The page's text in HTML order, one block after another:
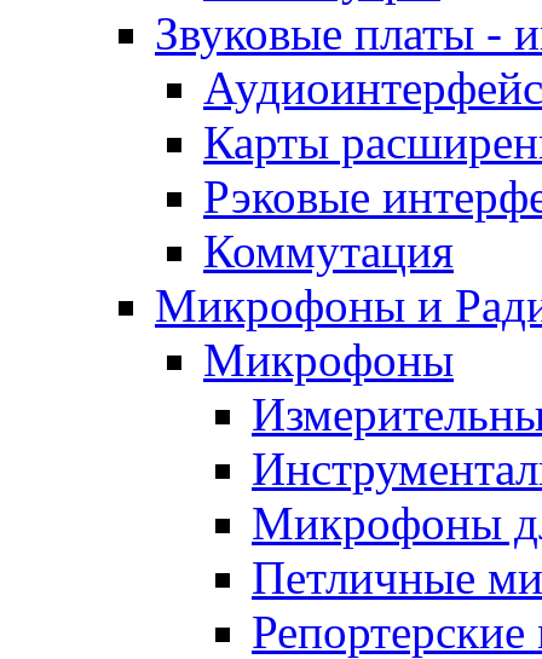
Звуковые платы -
Карты
Рэковые
Коммутация
Микрофоны и
Микрофоны
Микрофоны
Петличные